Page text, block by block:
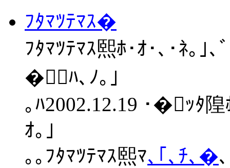
ﾌﾀﾏﾂﾃﾏｽ�
ﾌﾀﾏﾂﾃﾏｽ熙ﾎ･ｵ･､･ﾈ｡｣
�ﾊ､ﾉ｡｣
｡ﾊ2002.12.19 ･�ｯﾀ
ｵ｡｣
｡｡ﾌﾀﾏﾂﾃﾏｽ熙ﾏ､｢､ﾁ､�